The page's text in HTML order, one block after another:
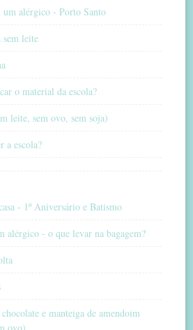
alérgico - Porto Santo
sem leite
o material da escola?
leite, sem ovo, sem soja)
a escola?
- 1º Aniversário e Batismo
alérgico - o que levar na bagagem?
e manteiga de amendoim